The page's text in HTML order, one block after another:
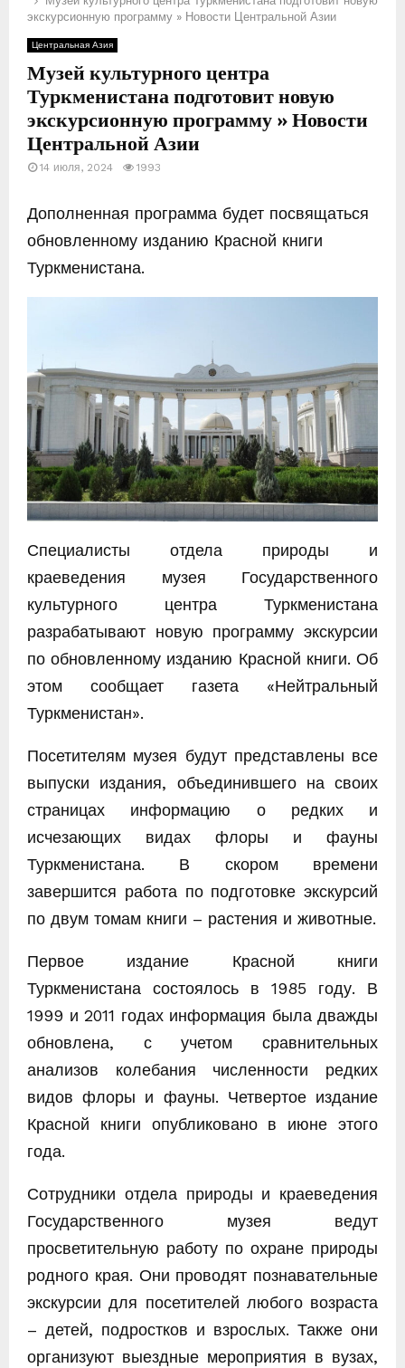
Е
М
Е
Ю
экскурсионную программу » Новости Центральной Азии
Центральная Азия
Музей культурного центра
Туркменистана подготовит новую
экскурсионную программу » Новости
Центральной Азии
14 июля, 2024 1993
Дополненная программа будет посвящаться
обновленному изданию Красной книги
Туркменистана.
Специалисты отдела природы и
краеведения музея Государственного
культурного центра Туркменистана
разрабатывают новую программу экскурсии
по обновленному изданию Красной книги. Об
этом сообщает газета «Нейтральный
Туркменистан».
Посетителям музея будут представлены все
выпуски издания, объединившего на своих
страницах информацию о редких и
исчезающих видах флоры и фауны
Туркменистана. В скором времени
завершится работа по подготовке экскурсий
по двум томам книги – растения и животные.
Первое издание Красной книги
Туркменистана состоялось в 1985 году. В
1999 и 2011 годах информация была дважды
обновлена, с учетом сравнительных
анализов колебания численности редких
видов флоры и фауны. Четвертое издание
Красной книги опубликовано в июне этого
года.
Сотрудники отдела природы и краеведения
Государственного музея ведут
просветительную работу по охране природы
родного края. Они проводят познавательные
экскурсии для посетителей любого возраста
– детей, подростков и взрослых. Также они
организуют выездные мероприятия в вузах,